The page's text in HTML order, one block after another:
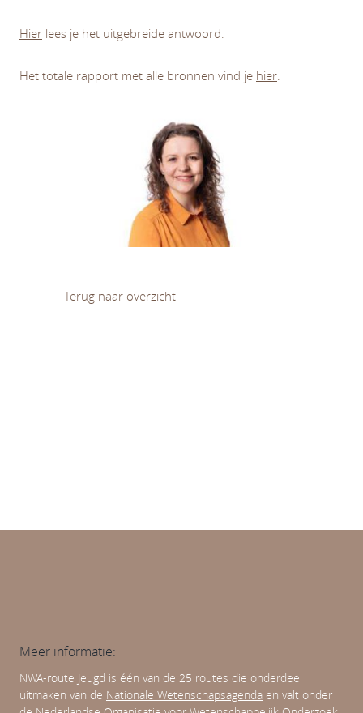
Hier lees je het uitgebreide antwoord.
Het totale rapport met alle bronnen vind je hier
Terug naar overzicht
Meer informatie:
NWA-route Jeugd is één van de 25 routes die onderdeel
uitmaken van de Nationale Wetenschapsagenda en valt onder